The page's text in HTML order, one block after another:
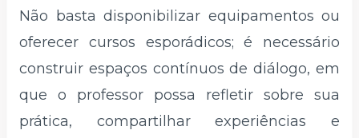
Não basta disponibilizar equipamentos ou
oferecer cursos esporádicos; é necessário
construir espaços contínuos de diálogo, em
que o professor possa refletir sobre sua
prática, compartilhar experiências e